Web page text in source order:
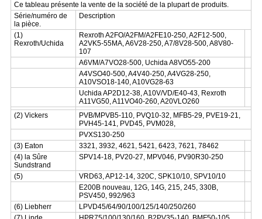
Ce tableau présente la vente de la société de la plupart de produits.
Série/numéro de
la pièce.
Description
(1)
Rexroth/Uchida
Rexroth A2FO/A2FM/A2FE10-250, A2F12-500,
A2VK5-55MA, A6V28-250, A7/8V28-500, A8V80-
107
A6VM/A7VO28-500, Uchida A8VO55-200
A4VSO40-500, A4V40-250, A4VG28-250,
A10VSO18-140, A10VG28-63
Uchida AP2D12-38, A10V/VD/E40-43, Rexroth
A11VG50, A11VO40-260, A20VLO260
(2) Vickers
PVB/MPVB5-110, PVQ10-32, MFB5-29, PVE19-21,
PVH45-141, PVD45, PVM028,
PVXS130-250
(3) Eaton
3321, 3932, 4621, 5421, 6423, 7621, 78462
(4) la Sûre
Sundstrand
SPV14-18, PV20-27, MPV046, PV90R30-250
(5)
VRD63, AP12-14, 320C, SPK10/10, SPV10/10
E200B nouveau, 12G, 14G, 215, 245, 330B,
PSV450, 992/963
(6) Liebherr
LPVD45/64/90/100/125/140/250/260